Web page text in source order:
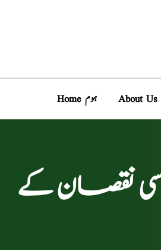
Home ہوم
نقصان کے